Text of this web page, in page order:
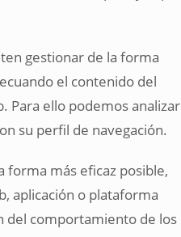
gestionar de la forma
el contenido del
Para ello podemos analizar
su perfil de navegación.
forma más eficaz posible,
aplicación o plataforma
del comportamiento de los